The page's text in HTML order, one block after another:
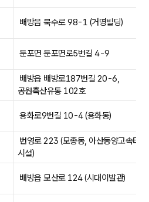
배방읍 북수로 98-1 (거명빌딩)
둔포면 둔포면로5번길 4-9
배방읍 배방로187번길 20-6,
공원축산유통 102호
용화로9번길 10-4 (용화동)
번영로 223 (모종동, 아산동양고속터
시설)
배방읍 모산로 124 (시대이발관)